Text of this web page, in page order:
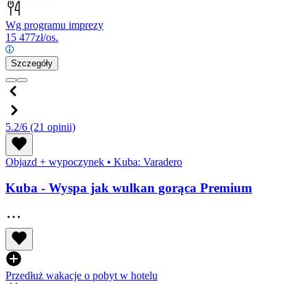
Wg programu imprezy
15 477zł/os.
Szczegóły
5.2/6 (21 opinii)
Objazd + wypoczynek • Kuba: Varadero
Kuba - Wyspa jak wulkan gorąca Premium
Przedłuż wakacje o pobyt w hotelu